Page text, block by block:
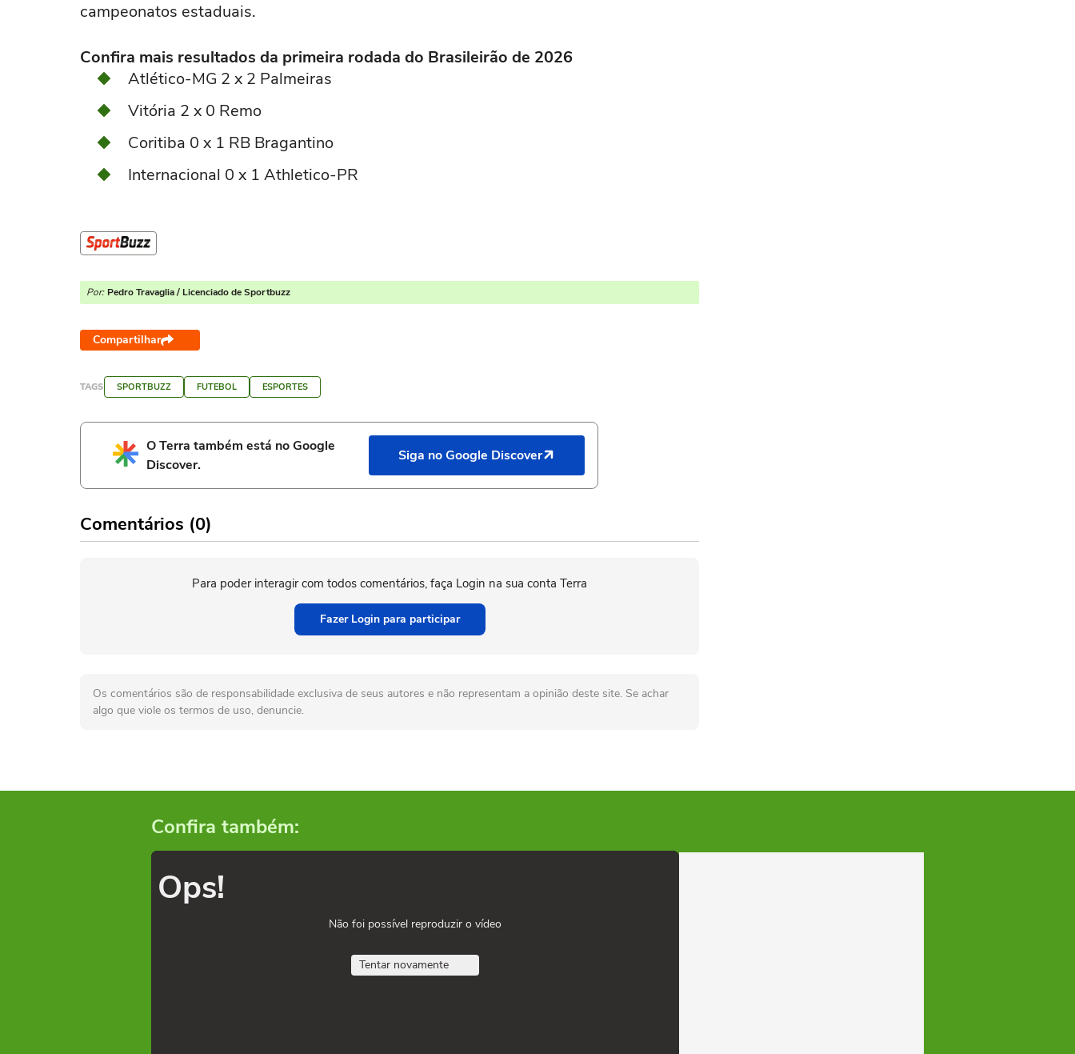
campeonatos estaduais.
Confira mais resultados da primeira rodada do Brasileirão de 2026
Atlético-MG 2 x 2 Palmeiras
Vitória 2 x 0 Remo
Coritiba 0 x 1 RB Bragantino
Internacional 0 x 1 Athletico-PR
Por: Pedro Travaglia / Licenciado de Sportbuzz
Compartilhar
TAGS SPORTBUZZ FUTEBOL ESPORTES
O Terra também está no Google
Discover.
Siga no Google Discover
Comentários (0)
Para poder interagir com todos comentários, faça Login na sua conta Terra
Fazer Login para participar
Os comentários são de responsabilidade exclusiva de seus autores e não representam a opinião deste site. Se achar
algo que viole os termos de uso, denuncie.
Confira também:
Ops!
Não foi possível reproduzir o vídeo
Tentar novamente